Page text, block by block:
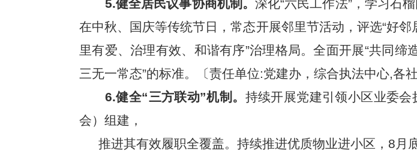
5.健全居民议事协商机制。 深化“六民工作法”，学习石
在中秋、国庆等传统节日，常态开展邻里节活动，评选“好邻
里有爱、治理有效、和谐有序”治理格局。全面开展“共同缔
三无一常态”的标准。〔责任单位:党建办，综合执法中心,各
6.健全“三方联动”机制。 持续开展党建引领小区业委
会）组建，
推进其有效履职全覆盖。持续推进优质物业进小区，8月